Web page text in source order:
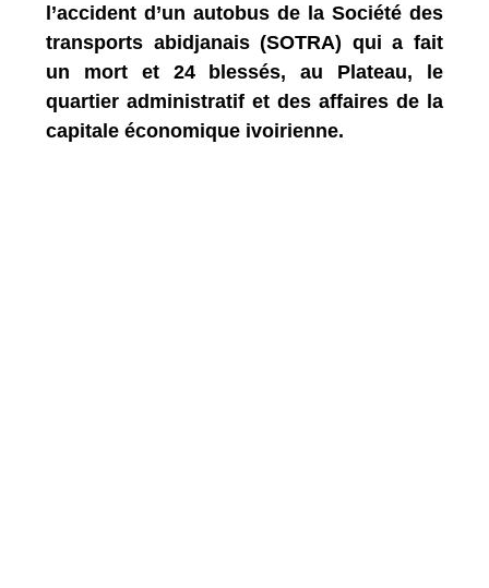
l’accident d’un autobus de la Société des
transports abidjanais (SOTRA) qui a fait
un mort et 24 blessés, au Plateau, le
quartier administratif et des affaires de la
capitale économique ivoirienne.